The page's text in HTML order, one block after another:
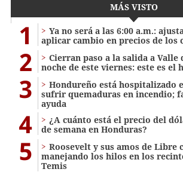
MÁS VISTO
1
Ya no será a las 6:00 a.m.:
aplicar cambio en precios de los
2
Cierran paso a la salida a Valle
noche de este viernes: este es el
3
Hondureño está hospitalizado
sufrir quemaduras en incendio;
ayuda
4
¿A cuánto está el precio del
de semana en Honduras?
5
Roosevelt y sus amos de Libre
manejando los hilos en los
Temis